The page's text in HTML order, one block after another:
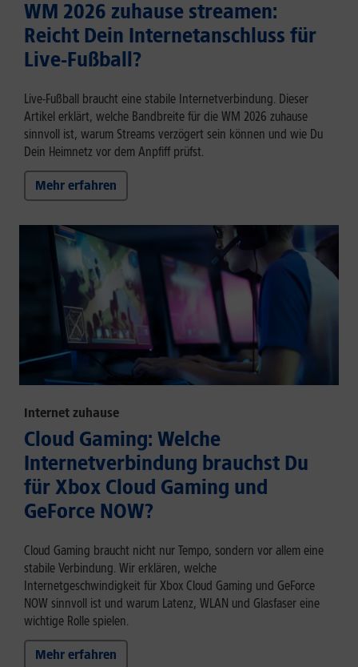
WM 2026 zuhause streamen:
Reicht Dein Internetanschluss für
Live-Fußball?
Live-Fußball braucht eine stabile Internetverbindung. Dieser
Artikel erklärt, welche Bandbreite für die WM 2026 zuhause
sinnvoll ist, warum Streams verzögert sein können und wie Du
Dein Heimnetz vor dem Anpfiff prüfst.
Mehr erfahren
Internet zuhause
Cloud Gaming: Welche
Internetverbindung brauchst Du
für Xbox Cloud Gaming und
GeForce NOW?
Cloud Gaming braucht nicht nur Tempo, sondern vor allem eine
stabile Verbindung. Wir erklären, welche
Internetgeschwindigkeit für Xbox Cloud Gaming und GeForce
NOW sinnvoll ist und warum Latenz, WLAN und Glasfaser eine
wichtige Rolle spielen.
Mehr erfahren